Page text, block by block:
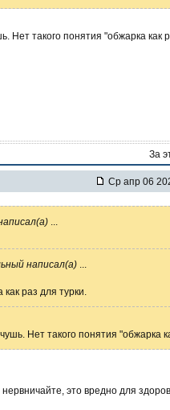
Нет такого понятия "обжарка как
За
Ср апр 06
написал(а)
как раз для турки.
Нет такого понятия "обжарка
это вредно для